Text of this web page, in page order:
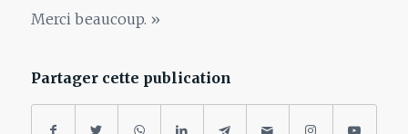
Merci beaucoup. »
Partager cette publication